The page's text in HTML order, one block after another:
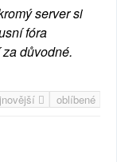
server si
fóra
důvodné.
oblíbené